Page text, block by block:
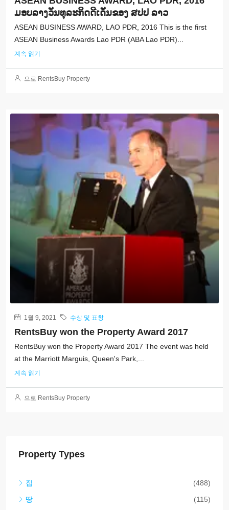
ມອບລາງວັນທຸລະກິດດີເດັ່ນຂອງ ສປປ ລາວ
ASEAN BUSINESS AWARD, LAO PDR, 2016 This is the first
ASEAN Business Awards Lao PDR (ABA Lao PDR)...
계속 읽기
으로 RentsBuy Property
1월 9, 2021 수상 및 표창
RentsBuy won the Property Award 2017
RentsBuy won the Property Award 2017 The event was held
at the Marriott Marguis, Queen's Park,...
계속 읽기
으로 RentsBuy Property
Property Types
집
(488)
땅
(115)